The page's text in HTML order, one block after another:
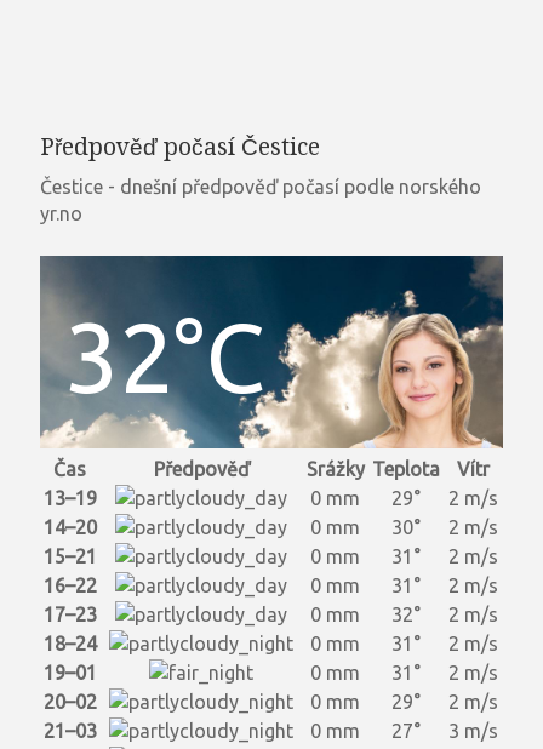
Předpověď počasí Čestice
Čestice - dnešní předpověď počasí podle norského
yr.no
32°C
Čas Předpověď Srážky Teplota
Vítr
13–19
0 mm 29°
2 m/s
14–20
0 mm 30°
2 m/s
15–21
0 mm 31°
2 m/s
16–22
0 mm 31°
2 m/s
17–23
0 mm 32°
2 m/s
18–24
0 mm 31°
2 m/s
19–01
0 mm 31°
2 m/s
20–02
0 mm 29°
2 m/s
21–03
0 mm 27°
3 m/s